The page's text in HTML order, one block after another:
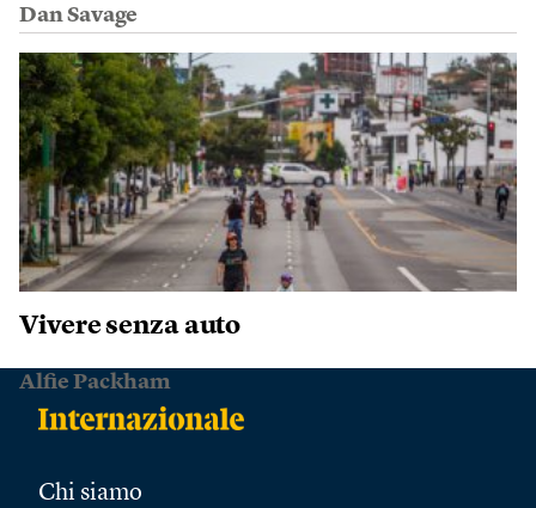
Dan Savage
Vivere senza auto
Alfie Packham
Chi siamo